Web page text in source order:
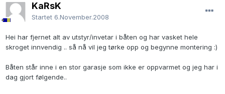
KaRsK
Startet 6.November.2008
Hei har fjernet alt av utstyr/invetar i båten og har vasket hele
skroget innvendig .. så nå vil jeg tørke opp og begynne montering :)
Båten står inne i en stor garasje som ikke er oppvarmet og jeg har i
dag gjort følgende..